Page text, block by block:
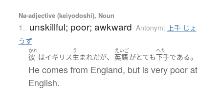
Na-adjective (keiyodoshi), Noun
1. unskillful; poor; awkward Antonym: 上手 じょ
うず
かれ
彼 はイギリス
う
生まれ だが、
えいご
英語がとても
へた
下手である。
He comes from England, but is very poor at
English.